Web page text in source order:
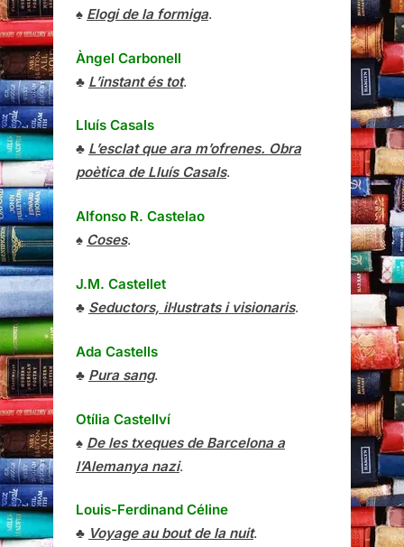
♠ Elogi de la formiga.
Àngel Carbonell
♣ L’instant és tot.
Lluís Casals
♣ L’esclat que ara m’ofrenes. Obra
poètica de Lluís Casals.
Alfonso R. Castelao
♠ Coses.
J.M. Castellet
♣ Seductors, il·lustrats i visionaris.
Ada Castells
♣ Pura sang.
Otília Castellví
♠ De les txeques de Barcelona a
l’Alemanya nazi.
Louis-Ferdinand Céline
♣ Voyage au bout de la nuit.